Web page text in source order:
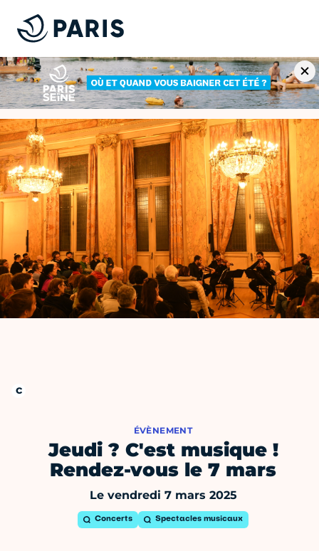
ÉVÈNEMENT
Jeudi ? C'est musique !
Rendez-vous le 7 mars
Le vendredi 7 mars 2025
Concerts Spectacles musicaux